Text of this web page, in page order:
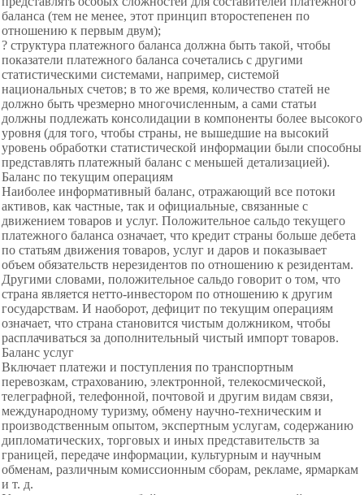
баланса (тем не менее, этот принцип второстепенен по
отношению к первым двум);
? структура платежного баланса должна быть такой, чтобы
показатели платежного баланса сочетались с другими
статистическими системами, например, системой
национальных счетов; в то же время, количество статей не
должно быть чрезмерно многочисленным, а сами статьи
должны подлежать консолидации в компоненты более высокого
уровня (для того, чтобы страны, не вышедшие на высокий
уровень обработки статистической информации были способны
представлять платежный баланс с меньшей детализацией).
Баланс по текущим операциям
Наиболее информативный баланс, отражающий все потоки
активов, как частные, так и официальные, связанные с
движением товаров и услуг. Положительное сальдо текущего
платежного баланса означает, что кредит страны больше дебета
по статьям движения товаров, услуг и даров и показывает
объем обязательств нерезидентов по отношению к резидентам.
Другими словами, положительное сальдо говорит о том, что
страна является нетто-инвестором по отношению к другим
государствам. И наоборот, дефицит по текущим операциям
означает, что страна становится чистым должником, чтобы
расплачиваться за дополнительный чистый импорт товаров.
Баланс услуг
Включает платежи и поступления по транспортным
перевозкам, страхованию, электронной, телекосмической,
телеграфной, телефонной, почтовой и другим видам связи,
международному туризму, обмену научно-техническим и
производственным опытом, экспертным услугам, содержанию
дипломатических, торговых и иных представительств за
границей, передаче информации, культурным и научным
обменам, различным комиссионным сборам, рекламе, ярмаркам
и т. д.